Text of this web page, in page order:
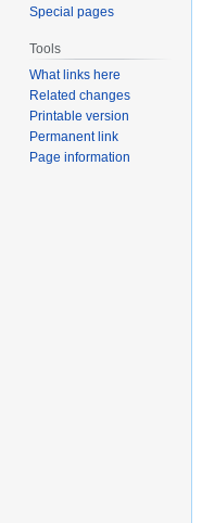
Special pages
Tools
What links here
Related changes
Printable version
Permanent link
Page information